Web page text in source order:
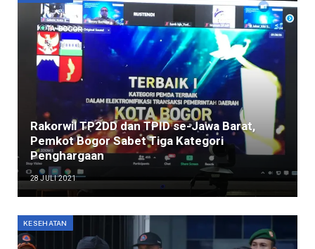
Rakorwil TP2DD dan TPID se-Jawa Barat,
Pemkot Bogor Sabet Tiga Kategori
Penghargaan
28 JULI 2021
KESEHATAN